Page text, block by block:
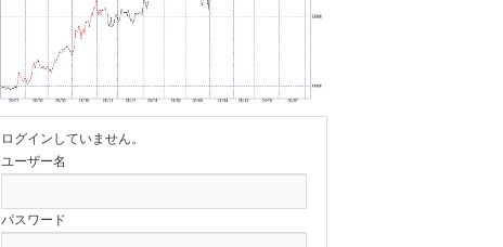
ログインしていません。
ユーザー名
パスワード